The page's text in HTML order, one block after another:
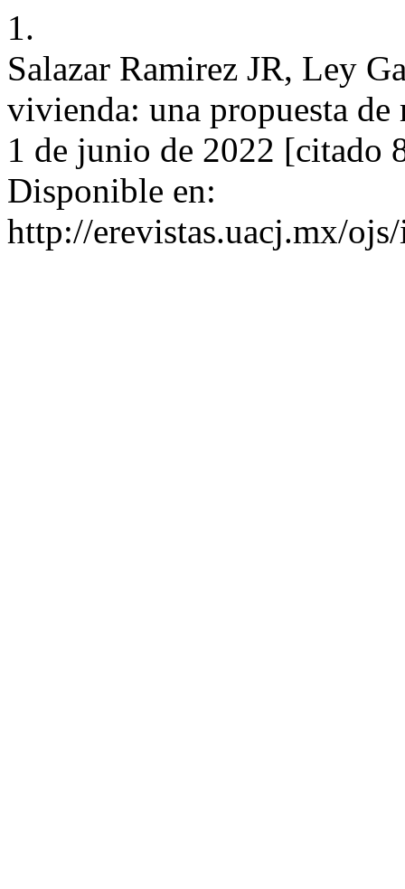
1.
Salazar Ramirez JR, Ley
vivienda: una propuesta
1 de junio de 2022 [citado
Disponible en:
http://erevistas.uacj.mx/